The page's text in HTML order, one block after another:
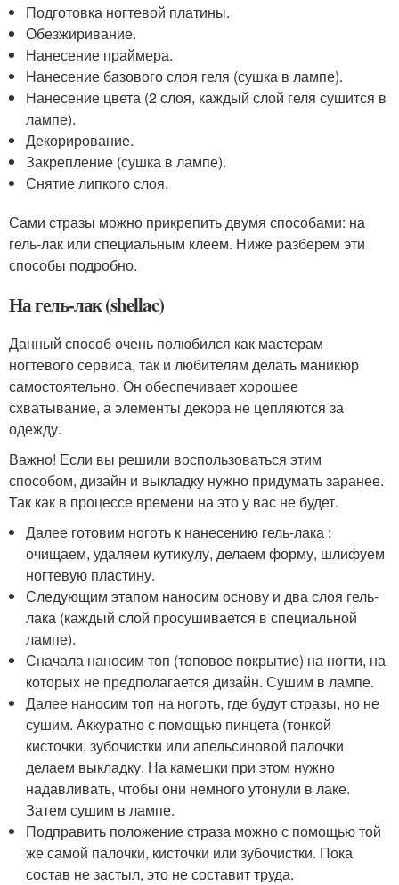
Подготовка ногтевой платины.
Обезжиривание.
Нанесение праймера.
Нанесение базового слоя геля (сушка в лампе).
Нанесение цвета (2 слоя, каждый слой геля сушится в
лампе).
Декорирование.
Закрепление (сушка в лампе).
Снятие липкого слоя.
Сами стразы можно прикрепить двумя способами: на
гель-лак или специальным клеем. Ниже разберем эти
способы подробно.
На гель-лак (shellac)
Данный способ очень полюбился как мастерам
ногтевого сервиса, так и любителям делать маникюр
самостоятельно. Он обеспечивает хорошее
схватывание, а элементы декора не цепляются за
одежду.
Важно! Если вы решили воспользоваться этим
способом, дизайн и выкладку нужно придумать заранее.
Так как в процессе времени на это у вас не будет.
Далее готовим ноготь к нанесению гель-лака :
очищаем, удаляем кутикулу, делаем форму, шлифуем
ногтевую пластину.
Следующим этапом наносим основу и два слоя гель-
лака (каждый слой просушивается в специальной
лампе).
Сначала наносим топ (топовое покрытие) на ногти, на
которых не предполагается дизайн. Сушим в лампе.
Далее наносим топ на ноготь, где будут стразы, но не
сушим. Аккуратно с помощью пинцета (тонкой
кисточки, зубочистки или апельсиновой палочки
делаем выкладку. На камешки при этом нужно
надавливать, чтобы они немного утонули в лаке.
Затем сушим в лампе.
Подправить положение страза можно с помощью той
же самой палочки, кисточки или зубочистки. Пока
состав не застыл, это не составит труда.